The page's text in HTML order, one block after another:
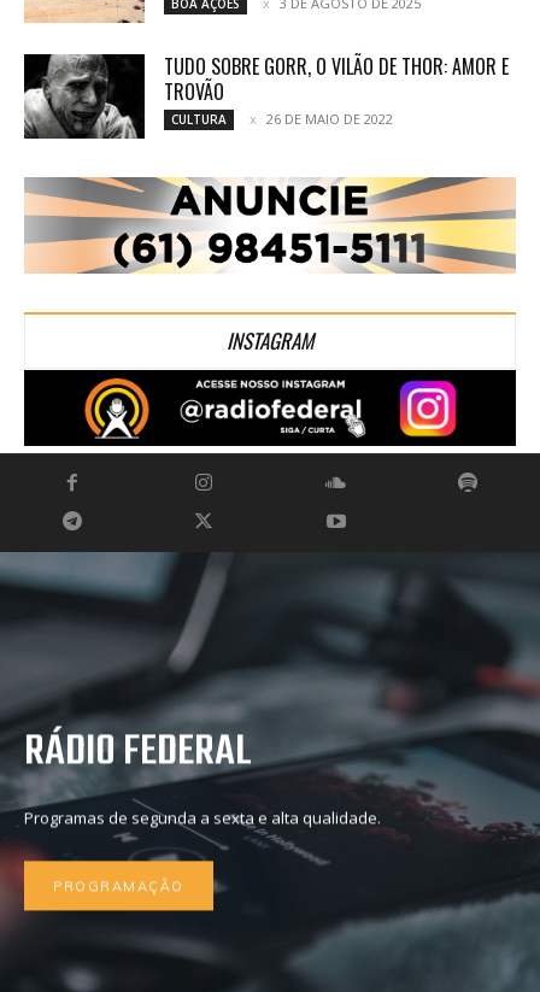
TUDO SOBRE GORR, O VILÃO DE THOR: AMOR E
TROVÃO
CULTURA 26 DE MAIO DE 2022
INSTAGRAM
RÁDIO FEDERAL
Programas de segunda a sexta e alta qualidade.
PROGRAMAÇÃO